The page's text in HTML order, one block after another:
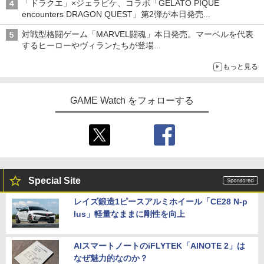
「ドラクエ」×ジェラピケ、コラボ「GELATO PIQUE
encounters DRAGON QUEST」第2弾が本日発売
アイスカップに入ったスライムやわたぼう、ベビーサタンなどが
オリジナルアートで登場
対戦型格闘ゲーム「MARVEL闘魂」本日発売。マーベルを代表
するヒーローやヴィランたちが登場
もっと見る
GAME Watch をフォローする
Special Site
レイズ鍛造1ピースアルミホイール「CE28 N-p
lus」軽量なままに剛性を向上
AIスマートノートのiFLYTEK「AINOTE 2」は
なぜ魅力的なのか？